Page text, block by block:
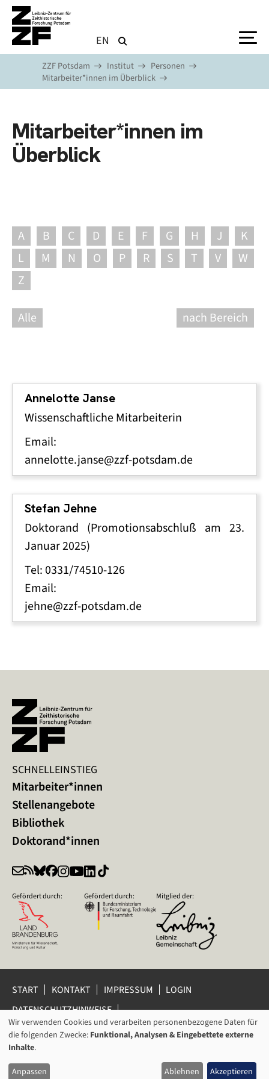
Direkt zum Inhalt
EN
ZZF Potsdam Institut
Personen
Mitarbeiter*innen im Überblick
Mitarbeiter*innen im
Überblick
A B C D E F G H J
K
L
M N O P R S T V
W
Z
Alle nach Bereich
Annelotte Janse
Wissenschaftliche Mitarbeiterin
Email:
annelotte.janse@zzf-potsdam.de
Stefan Jehne
Doktorand (Promotionsabschluß am 23.
Januar 2025)
Tel: 0331/74510-126
Email:
jehne@zzf-potsdam.de
SCHNELLEINSTIEG
Mitarbeiter*innen
Stellenangebote
Bibliothek
Doktorand*innen
Gefördert durch: Gefördert durch: Mitglied der:
START KONTAKT IMPRESSUM
LOGIN
DATENSCHUTZHINWEISE
DATENSCHUTZ-EINSTELLUNGEN
HINWEISGEBERSCHUTZ
(ZZF) e.V.
VERWENDUNG
VON
PERSONENBEZOGENEN
Wir verwenden Cookies und verarbeiten personenbezogene Daten für
die folgenden Zwecke: Funktional, Analysen & Eingebettete externe
Inhalte.
Anpassen Ablehnen Akzeptieren